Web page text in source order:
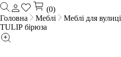
(0)
Головна
Меблі Меблі для вулиці
TULIP бірюза